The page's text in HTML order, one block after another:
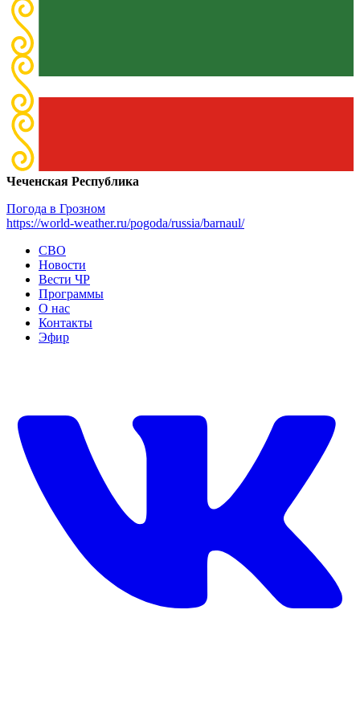
Чеченская Республика
Погода в Грозном
https://world-weather.ru/pogoda/russia/barnaul/
СВО
Новости
Вести ЧР
Программы
О нас
Контакты
Эфир